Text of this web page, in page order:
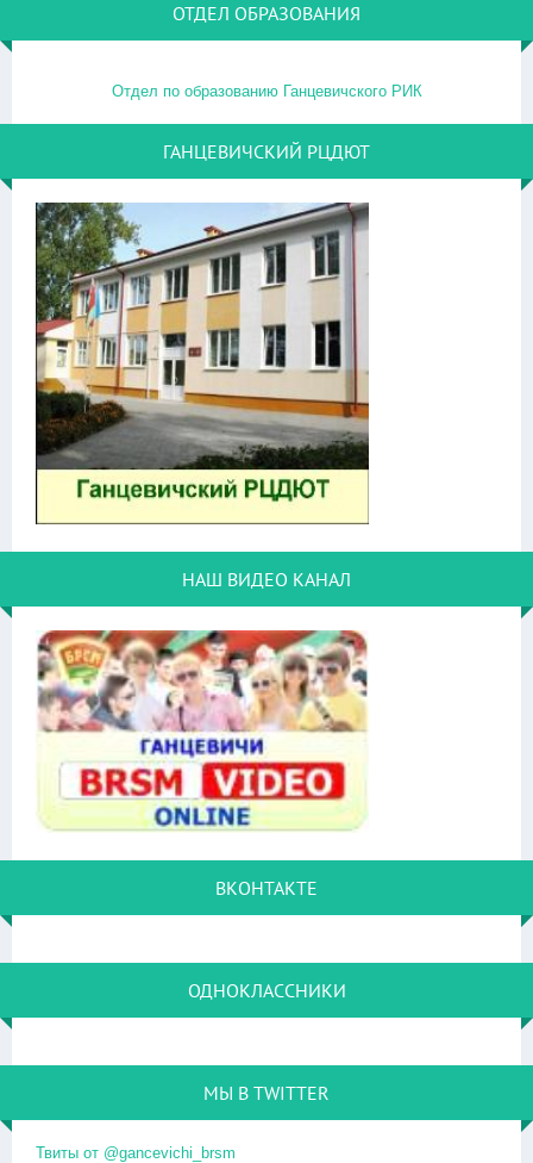
ОТДЕЛ ОБРАЗОВАНИЯ
Отдел по образованию Ганцевичского РИК
ГАНЦЕВИЧСКИЙ РЦДЮТ
НАШ ВИДЕО КАНАЛ
ВКОНТАКТЕ
ОДНОКЛАССНИКИ
МЫ В TWITTER
Твиты от @gancevichi_brsm